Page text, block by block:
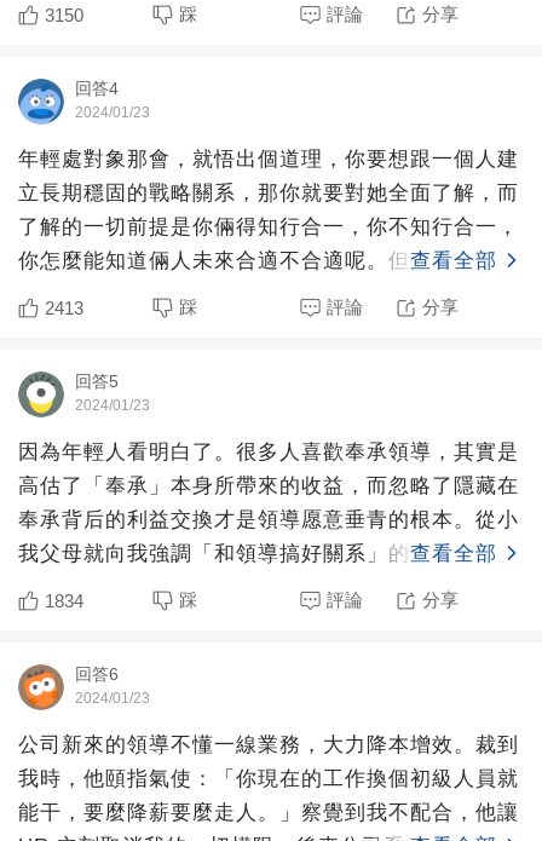
3150 踩 評論 分享
回答4
2024/01/23
年輕處對象那會，就悟出個道理，你要想跟一個人建
立長期穩固的戰略關系，那你就要對她全面了解，而
了解的一切前提是你倆得知行合一，你不知行合一，
你怎麼能知道倆人未來合適不合適呢。但是你要做到
知行合一以前，你
查看全部
2413 踩 評論 分享
回答5
2024/01/23
因為年輕人看明白了。很多人喜歡奉承領導，其實是
高估了「奉承」本身所帶來的收益，而忽略了隱藏在
奉承背后的利益交換才是領導愿意垂青的根本。從小
我父母就向我強調「和領導搞好關系」的重要性，因
為他們都是本本分
查看全部
1834 踩 評論 分享
回答6
2024/01/23
公司新來的領導不懂一線業務，大力降本增效。裁到
我時，他頤指氣使：「你現在的工作換個初級人員就
能干，要麼降薪要麼走人。」察覺到我不配合，他讓